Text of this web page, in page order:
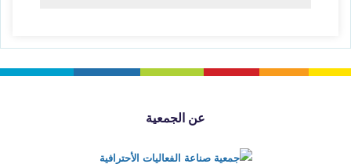
عن الجمعية